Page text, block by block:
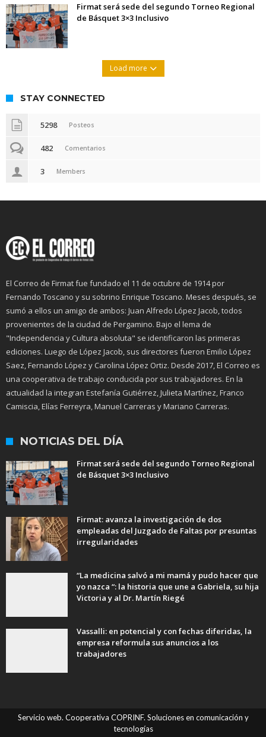
Firmat será sede del segundo Torneo Regional
de Básquet 3×3 Inclusivo
Load more
STAY CONNECTED
5298 Posteos
482 Comentarios
3 Members
El Correo de Firmat fue fundado el 11 de octubre de 1914 por
Fernando Toscano y su sobrino Enrique Toscano. Meses después, se
sumó a ellos un amigo de ambos: Juan Alfredo López Jacob, todos
provenientes de la ciudad de Pergamino. Bajo el lema de
"Independencia y Cultura absoluta" se identificaron las primeras
ediciones. Luego de López Jacob, sus directores fueron Emilio López
Saez, Fernando López y Carolina López Ortiz. Desde 2017, El Correo es
una cooperativa de trabajo conducida por sus trabajadores. En la
actualidad la integran Estefanía Gutiérrez, Julieta Martínez, Franco
Camiscia, Elías Ferreyra, Manuel Carreras y Mariano Carreras.
NOTICIAS DEL DÍA
Firmat será sede del segundo Torneo Regional
de Básquet 3×3 Inclusivo
Firmat: avanza la investigación de dos
empleadas del Juzgado de Faltas por presuntas
irregularidades
“La medicina salvó a mi mamá y pudo hacer que
yo nazca “: la historia que une a Gabriela, su hija
Victoria y al Dr. Martín Riegé
Vassalli: en potencial y con fechas diferidas, la
empresa reformula sus anuncios a los
trabajadores
Servicio web. Cooperativa COPRINF. Soluciones en comunicación y
tecnologías